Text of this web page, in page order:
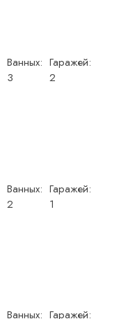
Ванных:
3
Гаражей:
2
Ванных:
2
Гаражей:
1
Ванных: Гаражей: